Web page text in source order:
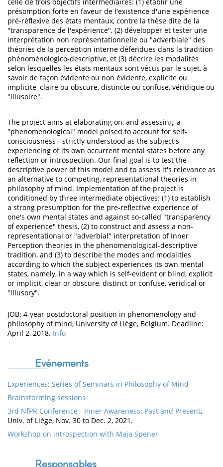
celle de trois objectifs intermédiaires: (1) établir une
présomption forte en faveur de l'existence d'une expérience
pré-réflexive des états mentaux, contre la thèse dite de la
"transparence de l'expérience", (2) développer et tester une
interprétation non représentationnelle ou "adverbiale" des
théories de la perception interne défendues dans la tradition
phénoménologico-descriptive, et (3) décrire les modalités
selon lesquelles les états mentaux sont vécus par le sujet, à
savoir de façon évidente ou non évidente, explicite ou
implicite, claire ou obscure, distincte ou confuse, véridique ou
"illusoire".
The project aims at elaborating on, and assessing, a
"phenomenological" model poised to account for self-
consciousness - strictly understood as the subject's
experiencing of its own occurrent mental states before any
reflection or introspection. Our final goal is to test the
descriptive power of this model and to assess it's relevance as
an alternative to competing, representational theories in
philosophy of mind. Implementation of the project is
conditioned by three intermediate objectives: (1) to establish
a strong presumption for the pre-reflective experience of
one's own mental states and against so-called "transparency
of experience" thesis, (2) to construct and assess a non-
representational or "adverbial" interpretation of Inner
Perception theories in the phenomenological-descriptive
tradition, and (3) to describe the modes and modalities
according to which the subject experiences its own mental
states, namely, in a way which is self-evident or blind, explicit
or implicit, clear or obscure, distinct or confuse, veridical or
"illusory".
JOB: 4-year postdoctoral position in phenomenology and
philosophy of mind, University of Liège, Belgium. Deadline:
April 2, 2018. Info
Evénements
Experiences: Series of Seminars in Philosophy of Mind
Brainstorming sessions
3rd NfPR Conference - Inner Awareness: Past and Present,
Univ. of Liège, Nov. 30 to Dec. 2, 2021.
Workshop on introspection with Maja Spener
Responsables